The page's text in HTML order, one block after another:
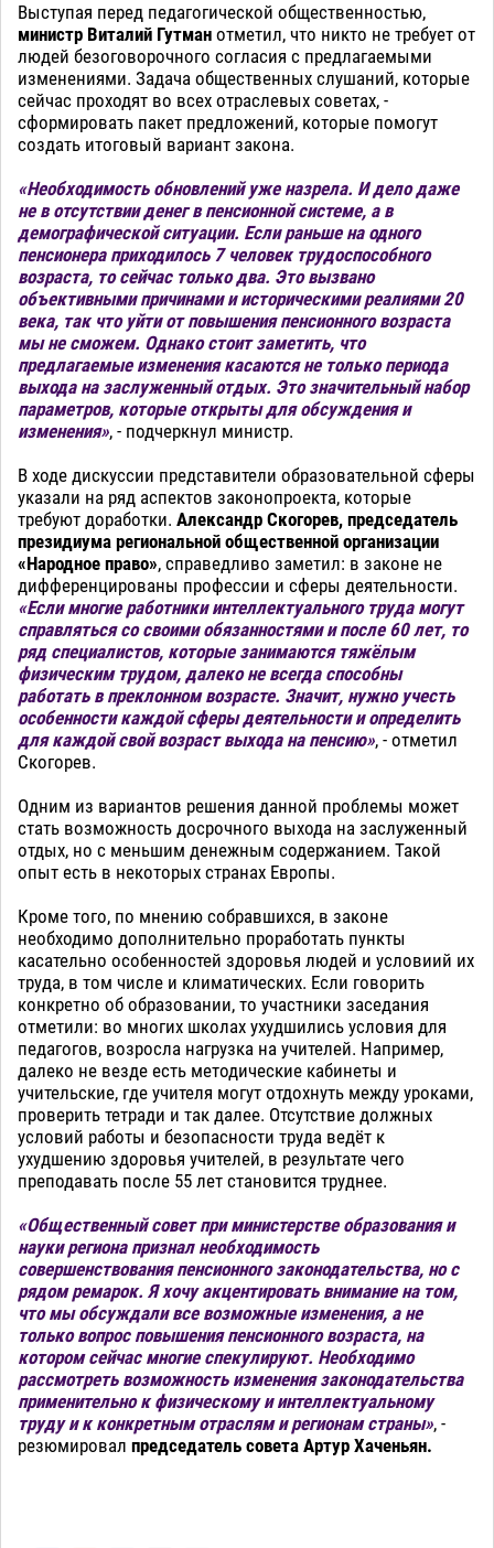
Выступая перед педагогической общественностью,
министр Виталий Гутман отметил, что никто не требует от
людей безоговорочного согласия с предлагаемыми
изменениями. Задача общественных слушаний, которые
сейчас проходят во всех отраслевых советах, -
сформировать пакет предложений, которые помогут
создать итоговый вариант закона.
«Необходимость обновлений уже назрела. И дело даже
не в отсутствии денег в пенсионной системе, а в
демографической ситуации. Если раньше на одного
пенсионера приходилось 7 человек трудоспособного
возраста, то сейчас только два. Это вызвано
объективными причинами и историческими реалиями 20
века, так что уйти от повышения пенсионного возраста
мы не сможем. Однако стоит заметить, что
предлагаемые изменения касаются не только периода
выхода на заслуженный отдых. Это значительный набор
параметров, которые открыты для обсуждения и
изменения», - подчеркнул министр.
В ходе дискуссии представители образовательной сферы
указали на ряд аспектов законопроекта, которые
требуют доработки. Александр Скогорев, председатель
президиума региональной общественной организации
«Народное право», справедливо заметил: в законе не
дифференцированы профессии и сферы деятельности.
«Если многие работники интеллектуального труда могут
справляться со своими обязанностями и после 60 лет, то
ряд специалистов, которые занимаются тяжёлым
физическим трудом, далеко не всегда способны
работать в преклонном возрасте. Значит, нужно учесть
особенности каждой сферы деятельности и определить
для каждой свой возраст выхода на пенсию», - отметил
Скогорев.
Одним из вариантов решения данной проблемы может
стать возможность досрочного выхода на заслуженный
отдых, но с меньшим денежным содержанием. Такой
опыт есть в некоторых странах Европы.
Кроме того, по мнению собравшихся, в законе
необходимо дополнительно проработать пункты
касательно особенностей здоровья людей и условиий их
труда, в том числе и климатических. Если говорить
конкретно об образовании, то участники заседания
отметили: во многих школах ухудшились условия для
педагогов, возросла нагрузка на учителей. Например,
далеко не везде есть методические кабинеты и
учительские, где учителя могут отдохнуть между уроками,
проверить тетради и так далее. Отсутствие должных
условий работы и безопасности труда ведёт к
ухудшению здоровья учителей, в результате чего
преподавать после 55 лет становится труднее.
«Общественный совет при министерстве образования и
науки региона признал необходимость
совершенствования пенсионного законодательства, но с
рядом ремарок. Я хочу акцентировать внимание на том,
что мы обсуждали все возможные изменения, а не
только вопрос повышения пенсионного возраста, на
котором сейчас многие спекулируют. Необходимо
рассмотреть возможность изменения законодательства
применительно к физическому и интеллектуальному
труду и к конкретным отраслям и регионам страны», -
резюмировал председатель совета Артур Хаченьян.